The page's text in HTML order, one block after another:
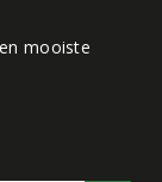
mooiste